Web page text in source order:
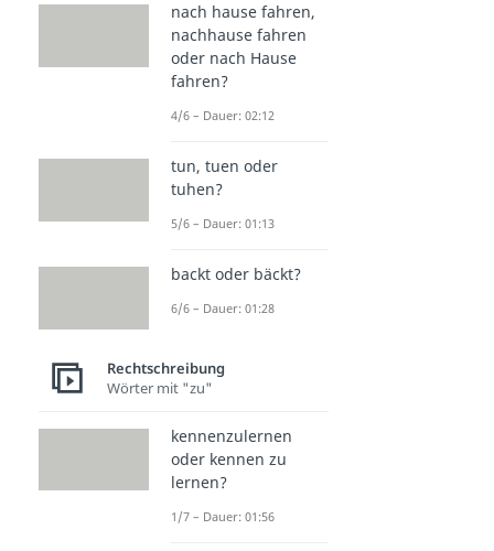
nach hause fahren,
nachhause fahren
oder nach Hause
fahren?
4/6 – Dauer: 02:12
tun, tuen oder
tuhen?
5/6 – Dauer: 01:13
backt oder bäckt?
6/6 – Dauer: 01:28
Rechtschreibung
Wörter mit "zu"
kennenzulernen
oder kennen zu
lernen?
1/7 – Dauer: 01:56